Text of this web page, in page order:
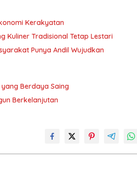
Kerakyatan
Kuliner Tradisional Tetap Lestari
Punya Andil Wujudkan
Berdaya Saing
Berkelanjutan